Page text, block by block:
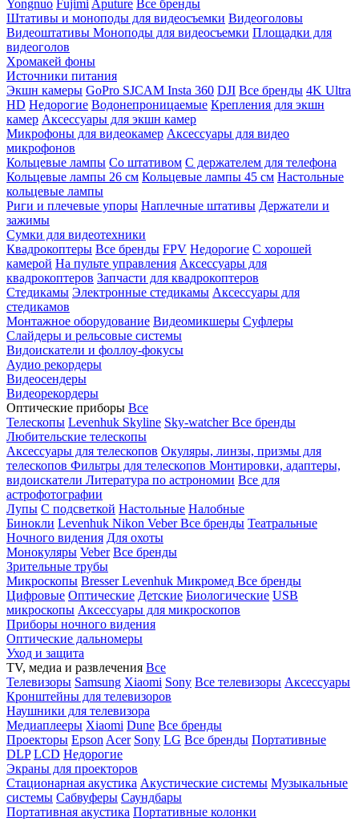
Yongnuo Fujimi Aputure Все бренды
Штативы и моноподы для видеосъемки Видеоголовы
Видеоштативы Моноподы для видеосъемки Площадки для
видеоголов
Хромакей фоны
Источники питания
Экшн камеры GoPro SJCAM Insta 360 DJI Все бренды 4K Ultra
HD Недорогие Водонепроницаемые Крепления для экшн
камер Аксессуары для экшн камер
Микрофоны для видеокамер Аксессуары для видео
микрофонов
Кольцевые лампы Со штативом C держателем для телефона
Кольцевые лампы 26 см Кольцевые лампы 45 см Настольные
кольцевые лампы
Риги и плечевые упоры Наплечные штативы Держатели и
зажимы
Сумки для видеотехники
Квадрокоптеры Все бренды FPV Недорогие С хорошей
камерой На пульте управления Аксессуары для
квадрокоптеров Запчасти для квадрокоптеров
Стедикамы Электронные стедикамы Аксессуары для
стедикамов
Монтажное оборудование Видеомикшеры Суфлеры
Слайдеры и рельсовые системы
Видоискатели и фоллоу-фокусы
Аудио рекордеры
Видеосендеры
Видеорекордеры
Оптические приборы Все
Телескопы Levenhuk Skyline Sky-watcherВсе бренды
Любительские телескопы
Аксессуары для телескопов Окуляры, линзы, призмы для
телескопов Фильтры для телескопов Монтировки, адаптеры,
видоискатели Литература по астрономии Все для
астрофотографии
Лупы С подсветкой Настольные Налобные
Бинокли Levenhuk Nikon VeberВсе бренды Театральные
Ночного видения Для охоты
Монокуляры Veber Все бренды
Зрительные трубы
Микроскопы BresserLevenhuk Микромед Все бренды
Цифровые Оптические Детские Биологические USB
микроскопы Аксессуары для микроскопов
Приборы ночного видения
Оптические дальномеры
Уход и защита
TV, медиа и развлечения Все
Телевизоры Samsung Xiaomi Sony Все телевизоры Аксессуары
Кронштейны для телевизоров
Наушники для телевизора
Медиаплееры Xiaomi Dune Все бренды
Проекторы Epson Acer Sony LG Все бренды Портативные
DLP LCD Недорогие
Экраны для проекторов
Стационарная акустика Акустические системы Музыкальные
системы Сабвуферы Саундбары
Портативная акустика Портативные колонки